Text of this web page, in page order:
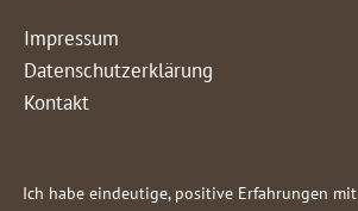
Impressum
Datenschutzerklärung
Kontakt
Ich habe eindeutige, positive Erfahrungen